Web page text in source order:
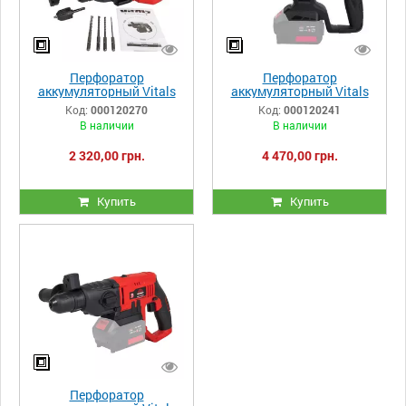
Перфоратор
аккумуляторный Vitals
Master ARa 1618-2P
SmartLine
Код: 000120270
В наличии
2 320,00 грн.
Купить
Перфоратор
аккумуляторный Vitals
Professional ARa 2218P
BS SmartLine
Код: 000120241
В наличии
4 470,00 грн.
Купить
Перфоратор